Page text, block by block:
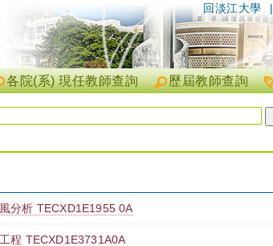
|
回淡江大學
歷屆教師查詢
各院(系) 現任教師查詢
分析 TECXD1E1955 0A
程 TECXD1E3731A0A